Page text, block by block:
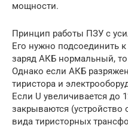
мощности.
Принцип работы ПЗУ с
Его нужно подсоединить
заряд АКБ нормальный,
Однако если АКБ
тиристора и
Если U увеличивается до
закрываются (устройство
вида тиристорных